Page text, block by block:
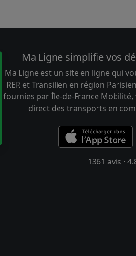
Ma Ligne simplifie vos
Ma Ligne est un site en ligne qui
RER et Transilien en région
fournies par Île-de-France
direct des transports en
1361 avis ·